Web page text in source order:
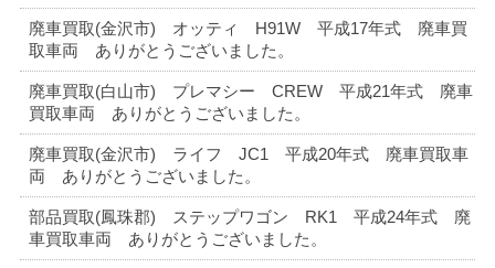
廃車買取(金沢市) オッティ H91W 平成17年式 廃車買
取車両 ありがとうございました。
廃車買取(白山市) プレマシー CREW 平成21年式 廃車
買取車両 ありがとうございました。
廃車買取(金沢市) ライフ JC1 平成20年式 廃車買取車
両 ありがとうございました。
部品買取(鳳珠郡) ステップワゴン RK1 平成24年式 廃
車買取車両 ありがとうございました。